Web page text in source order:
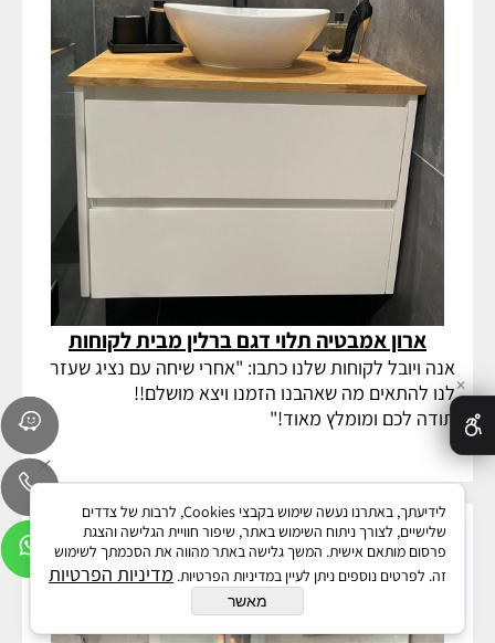
ארון אמבטיה תלוי דגם ברלין מבית לקוחות
אנה ויובל לקוחות שלנו כתבו: "אחרי שיחה עם נציג שעזר
לנו להתאים מה שאהבנו הזמנו ויצא מושלם!!
תודה לכם ומומלץ מאוד!"
✕
לידיעתך, באתרנו נעשה שימוש בקבצי Cookies, לרבות של צדדים
שלישיים, לצורך ניתוח השימוש באתר, שיפור חוויית הגלישה והצגת
פרסום מותאם אישית. המשך גלישה באתר מהווה את הסכמתך לשימוש
זה. לפרטים נוספים ניתן לעיין במדיניות הפרטיות. מדיניות הפרטיות
מאשר